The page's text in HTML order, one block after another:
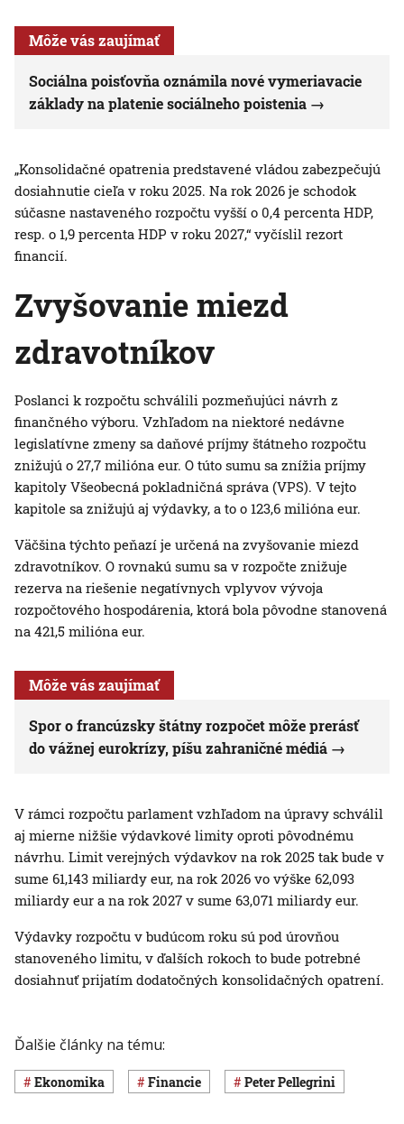
Môže vás zaujímať
Sociálna poisťovňa oznámila nové vymeriavacie
základy na platenie sociálneho poistenia
„Konsolidačné opatrenia predstavené vládou zabezpečujú
dosiahnutie cieľa v roku 2025. Na rok 2026 je schodok
súčasne nastaveného rozpočtu vyšší o 0,4 percenta HDP,
resp. o 1,9 percenta HDP v roku 2027,“ vyčíslil rezort
financií.
Zvyšovanie miezd
zdravotníkov
Poslanci k rozpočtu schválili pozmeňujúci návrh z
finančného výboru. Vzhľadom na niektoré nedávne
legislatívne zmeny sa daňové príjmy štátneho rozpočtu
znižujú o 27,7 milióna eur. O túto sumu sa znížia príjmy
kapitoly Všeobecná pokladničná správa (VPS). V tejto
kapitole sa znižujú aj výdavky, a to o 123,6 milióna eur.
Väčšina týchto peňazí je určená na zvyšovanie miezd
zdravotníkov. O rovnakú sumu sa v rozpočte znižuje
rezerva na riešenie negatívnych vplyvov vývoja
rozpočtového hospodárenia, ktorá bola pôvodne stanovená
na 421,5 milióna eur.
Môže vás zaujímať
Spor o francúzsky štátny rozpočet môže prerásť
do vážnej eurokrízy, píšu zahraničné médiá
V rámci rozpočtu parlament vzhľadom na úpravy schválil
aj mierne nižšie výdavkové limity oproti pôvodnému
návrhu. Limit verejných výdavkov na rok 2025 tak bude v
sume 61,143 miliardy eur, na rok 2026 vo výške 62,093
miliardy eur a na rok 2027 v sume 63,071 miliardy eur.
Výdavky rozpočtu v budúcom roku sú pod úrovňou
stanoveného limitu, v ďalších rokoch to bude potrebné
dosiahnuť prijatím dodatočných konsolidačných opatrení.
Ďalšie články na tému:
ekonomika Financie Peter Pellegrini